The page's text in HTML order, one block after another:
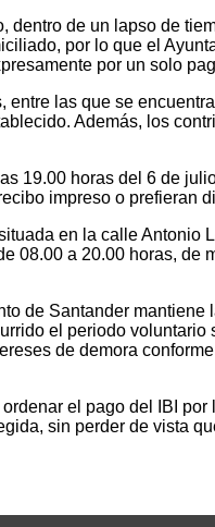
dentro de un lapso de
por lo que el
por un solo
las que se
Además, los
19.00 horas del 6 de
impreso o prefieran
en la calle Antonio
08.00 a 20.00 horas, de
de Santander mantiene
el periodo voluntario
de demora
el pago del IBI por
sin perder de vista